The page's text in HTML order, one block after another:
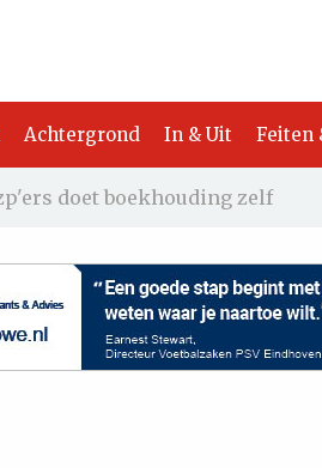
Achtergrond In & Uit Feiten
doet boekhouding zelf